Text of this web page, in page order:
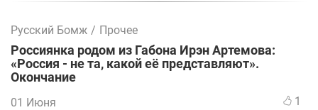
Русский Бомж / Прочее
Россиянка родом из Габона Ирэн Артемова:
«Россия - не та, какой её представляют».
Окончание
01 Июня 1